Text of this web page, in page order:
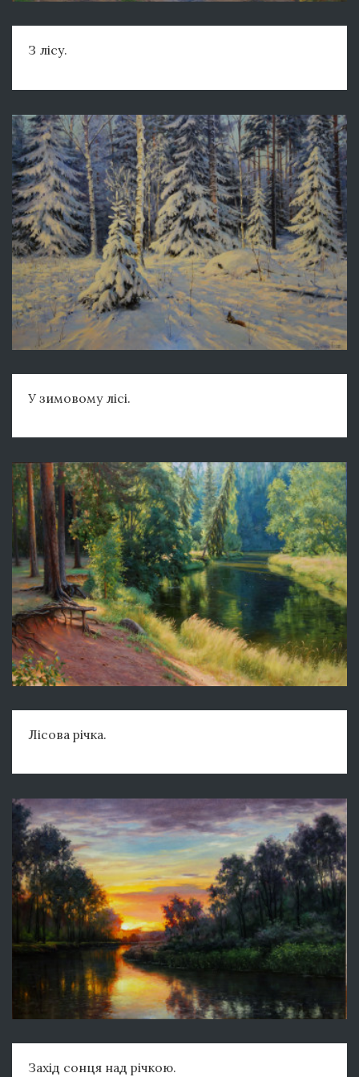
З лісу.
У зимовому лісі.
Лісова річка.
Захід сонця над річкою.